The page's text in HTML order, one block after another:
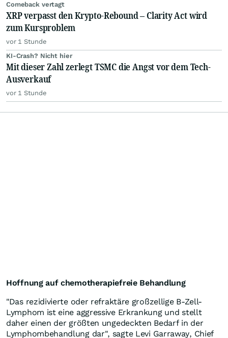
Comeback vertagt
XRP verpasst den Krypto-Rebound – Clarity Act wird
zum Kursproblem
vor 1 Stunde
KI-Crash? Nicht hier
Mit dieser Zahl zerlegt TSMC die Angst vor dem Tech-
Ausverkauf
vor 1 Stunde
Hoffnung auf chemotherapiefreie Behandlung
"Das rezidivierte oder refraktäre großzellige B-Zell-
Lymphom ist eine aggressive Erkrankung und stellt
daher einen der größten ungedeckten Bedarf in der
Lymphombehandlung dar", sagte Levi Garraway, Chief